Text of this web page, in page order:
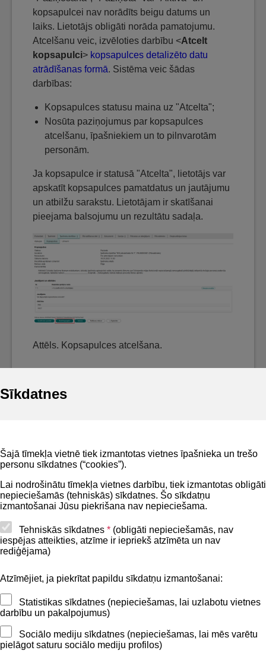
Sīkdatnes
Šajā tīmekļa vietnē tiek izmantotas vietnes īpašnieka un trešo
personu sīkdatnes (“cookies”).
Lai nodrošinātu tīmekļa vietnes darbību, tiek izmantotas obligāti
nepieciešamās (tehniskās) sīkdatnes. Šo sīkdatņu
izmantošanai Jūsu piekrišana nav nepieciešama.
Tehniskās sīkdatnes * (obligāti nepieciešamās, nav
iespējas atteikties, atzīme ir iepriekš atzīmēta un nav
rediģējama)
Atzīmējiet, ja piekrītat papildu sīkdatņu izmantošanai:
Statistikas sīkdatnes (nepieciešamas, lai uzlabotu vietnes
darbību un pakalpojumus)
Sociālo mediju sīkdatnes (nepieciešamas, lai mēs varētu
pielāgot saturu sociālo mediju profilos)
kopsapulcei nav norādīts beigu datums un
laiks. Lietotājs obligāti norāda pamatojumu.
Atcelšanu veic, izvēloties darbību <Atcelt
kopsapulci> kopsapulces detalizēto datu
atrādīšanas formā. Sistēma veic šādas
darbības:
Kopsapulces statusu maina uz "Atcelta";
Nosūta paziņojumus par kopsapulces
atcelšanu, īpašniekiem un to pilnvarotām
personām.
Ja kopsapulce ir statusā "Atcelta", lietotājs var
apskatīt kopsapulces pamatdatus un jautājumu
un atbilžu sarakstu. Lietotājam ir skatīšanai
pieejama balsojumu un rezultātu sadaļa.
Attēls. Kopsapulces atcelšana.
Privātuma politika
Lapas karte
Piekļūstamības paziņojums
Kontakti
BIS atbalsta dienesta tālrunis:
Sekojiet mums